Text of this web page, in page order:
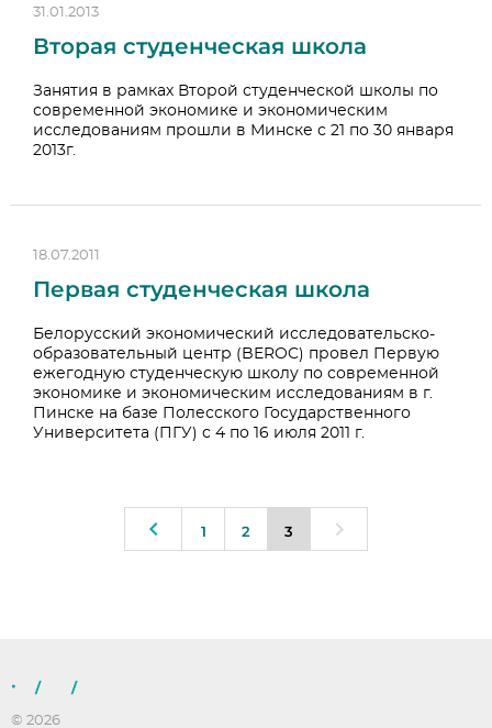
31.01.2013
Вторая студенческая школа
Занятия в рамках Второй студенческой школы по
современной экономике и экономическим
исследованиям прошли в Минске с 21 по 30 января
2013г.
18.07.2011
Первая студенческая школа
Белорусский экономический исследовательско-
образовательный центр (BEROC) провел Первую
ежегодную студенческую школу по современной
экономике и экономическим исследованиям в г.
Пинске на базе Полесского Государственного
Университета (ПГУ) с 4 по 16 июля 2011 г.
1 2 3
/ /
© 2026